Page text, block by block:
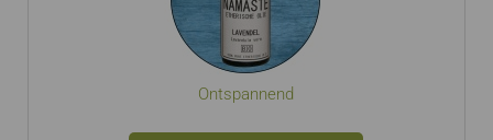
Ontspannend